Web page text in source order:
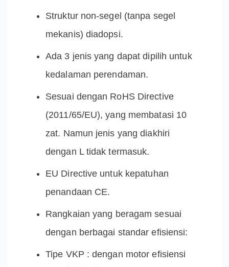
Struktur non-segel (tanpa segel
mekanis) diadopsi.
Ada 3 jenis yang dapat dipilih untuk
kedalaman perendaman.
Sesuai dengan RoHS Directive
(2011/65/EU), yang membatasi 10
zat. Namun jenis yang diakhiri
dengan L tidak termasuk.
EU Directive untuk kepatuhan
penandaan CE.
Rangkaian yang beragam sesuai
dengan berbagai standar efisiensi:
Tipe VKP : dengan motor efisiensi